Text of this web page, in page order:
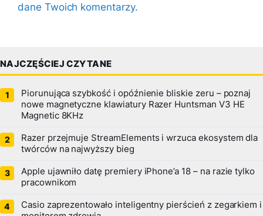
dane Twoich komentarzy.
NAJCZĘŚCIEJ CZYTANE
Piorunująca szybkość i opóźnienie bliskie zeru – poznaj
nowe magnetyczne klawiatury Razer Huntsman V3 HE
Magnetic 8KHz
Razer przejmuje StreamElements i wrzuca ekosystem dla
twórców na najwyższy bieg
Apple ujawniło datę premiery iPhone’a 18 – na razie tylko
pracownikom
Casio zaprezentowało inteligentny pierścień z zegarkiem i